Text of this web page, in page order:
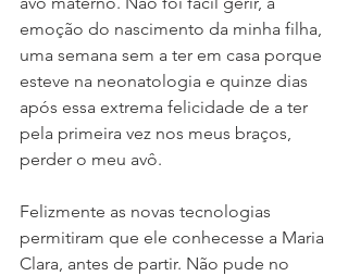
emoção do nascimento da minha filha,
uma semana sem a ter em casa porque
esteve na neonatologia e quinze dias
após essa extrema felicidade de a ter
pela primeira vez nos meus braços,
perder o meu avô.
Felizmente as novas tecnologias
permitiram que ele conhecesse a Maria
Clara, antes de partir. Não pude no